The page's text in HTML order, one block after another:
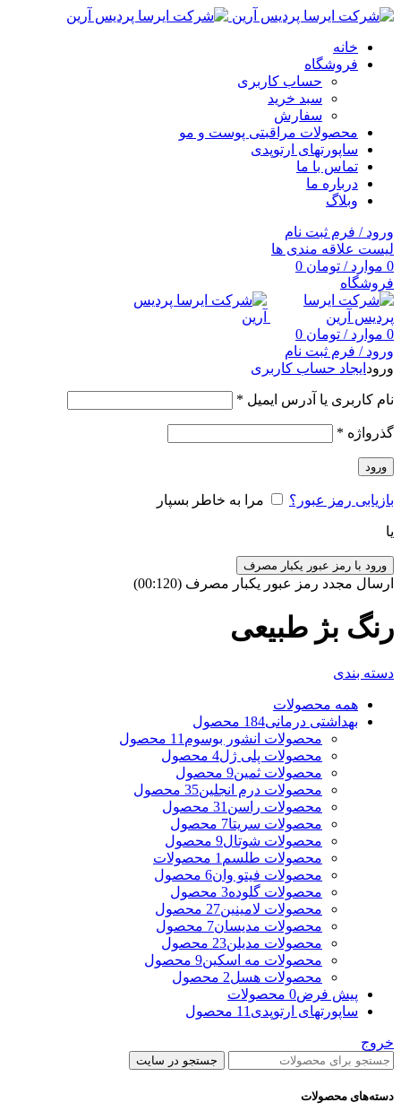
خانه
فروشگاه
حساب کاربری
سبد خرید
سفارش
محصولات مراقبتی پوست و مو
ساپورتهای ارتوپدی
تماس با ما
درباره ما
وبلاگ
ورود / فرم ثبت نام
لیست علاقه مندی ها
0 موارد / تومان
فروشگاه
0 موارد / تومان
ورود / فرم ثبت نام
ورود ایجاد حساب کاربری
نام کاربری یا آدرس ایمیل *
گذرواژه *
ورود
بازیابی رمز عبور؟ مرا به خاطر بسپار
یا
ورود با رمز عبور یکبار مصرف
ارسال مجدد رمز عبور یکبار مصرف (00:
120
)
رنگ بژ طبیعی
دسته بندی
همه محصولات
بهداشتی درمانی184 محصول
محصولات انشور بوسوم 11 محصول
محصولات پلی ژل4 محصول
محصولات ثمین9 محصول
محصولات درم انجلین35 محصول
محصولات راسن 31 محصول
محصولات سریتا7 محصول
محصولات شوتال9 محصول
محصولات طلسم 1 محصولات
محصولات فیتو وان6 محصول
محصولات گلوده3 محصول
محصولات لامینین27 محصول
محصولات مدیسان7 محصول
محصولات مدیلن23 محصول
محصولات مه اسکین9 محصول
محصولات هسل2 محصول
پیش فرض0 محصولات
ساپورتهای ارتوپدی 11 محصول
خروج
جستجو در سایت
دسته‌های محصولات